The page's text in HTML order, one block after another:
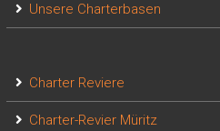
Unsere Charterbasen
Charter Reviere
Charter-Revier Müritz